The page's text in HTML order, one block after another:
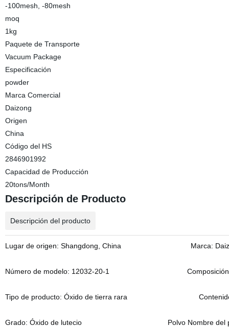
-100mesh, -80mesh
moq
1kg
Paquete de Transporte
Vacuum Package
Especificación
powder
Marca Comercial
Daizong
Origen
China
Código del HS
2846901992
Capacidad de Producción
20tons/Month
Descripción de Producto
Descripción del producto
Lugar de origen: Shangdong, China Marca:
Número de modelo: 12032-20-1
Tipo de producto: Óxido de tierra rara
Grado: Óxido de lutecio PolvoNombre del